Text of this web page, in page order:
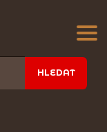
HLEDAT